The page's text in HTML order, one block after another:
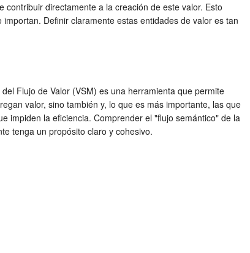
directamente a la creación de este valor. Esto
Definir claramente estas entidades de valor es tan
Flujo de Valor (VSM) es una herramienta que permite
valor, sino también y, lo que es más importante, las que
impiden la eficiencia. Comprender el "flujo semántico" de la
tenga un propósito claro y cohesivo.